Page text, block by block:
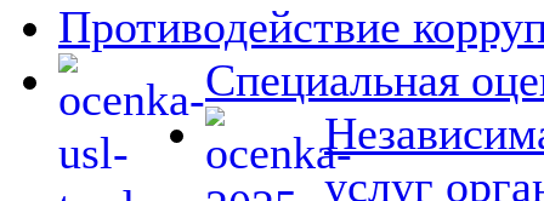
Противодействие
Специальная
услуг